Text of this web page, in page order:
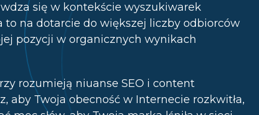
się w kontekście wyszukiwarek
to na dotarcie do większej liczby odbiorców
pozycji w organicznych wynikach
rozumieją niuanse SEO i content
aby Twoja obecność w Internecie rozkwitła,